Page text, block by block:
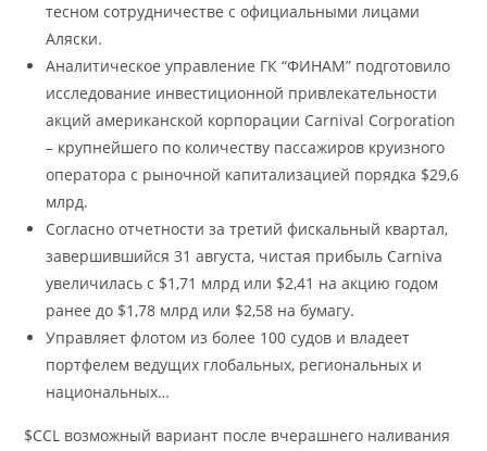
тесном сотрудничестве с официальными лицами
Аляски.
Аналитическое управление ГК “ФИНАМ” подготовило
исследование инвестиционной привлекательности
акций американской корпорации Carnival Corporation
– крупнейшего по количеству пассажиров круизного
оператора с рыночной капитализацией порядка $29,6
млрд.
Согласно отчетности за третий фискальный квартал,
завершившийся 31 августа, чистая прибыль Carniva
увеличилась с $1,71 млрд или $2,41 на акцию годом
ранее до $1,78 млрд или $2,58 на бумагу.
Управляет флотом из более 100 судов и владеет
портфелем ведущих глобальных, региональных и
национальных…
$CCL возможный вариант после вчерашнего наливания